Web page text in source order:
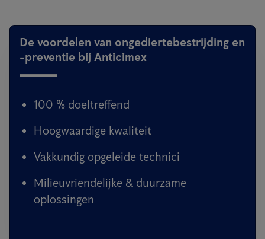
De voordelen van ongediertebestrijding en
-preventie bij Anticimex
100 % doeltreffend
Hoogwaardige kwaliteit
Vakkundig opgeleide technici
Milieuvriendelijke & duurzame
oplossingen